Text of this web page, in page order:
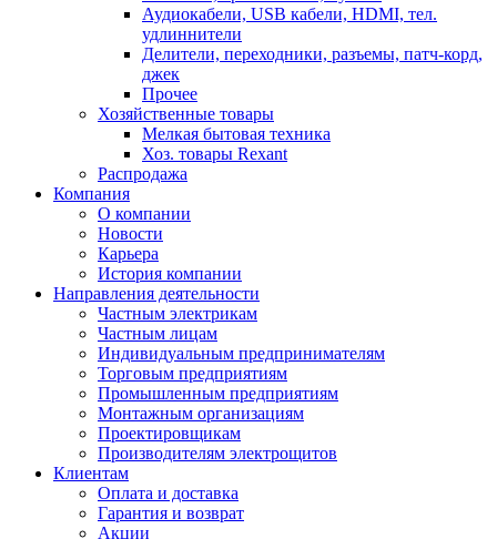
Аудиокабели, USB кабели, HDMI, тел.
удлиннители
Делители, переходники, разъемы, патч-корд,
джек
Прочее
Хозяйственные товары
Мелкая бытовая техника
Хоз. товары Rexant
Распродажа
Компания
О компании
Новости
Карьера
История компании
Направления деятельности
Частным электрикам
Частным лицам
Индивидуальным предпринимателям
Торговым предприятиям
Промышленным предприятиям
Монтажным организациям
Проектировщикам
Производителям электрощитов
Клиентам
Оплата и доставка
Гарантия и возврат
Акции